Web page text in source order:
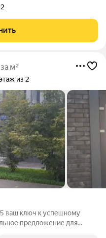
м²
из 2
ваш ключ к успешному
предложение для